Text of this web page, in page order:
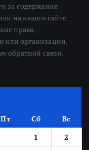
за содержание
на нашем сайте
права,
или организации,
обратной связи.
Пт Сб
Вс
1
2